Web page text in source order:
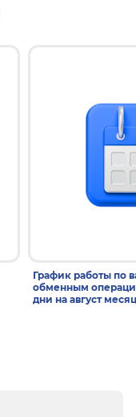
График работы по
обменным
дни на август месяц